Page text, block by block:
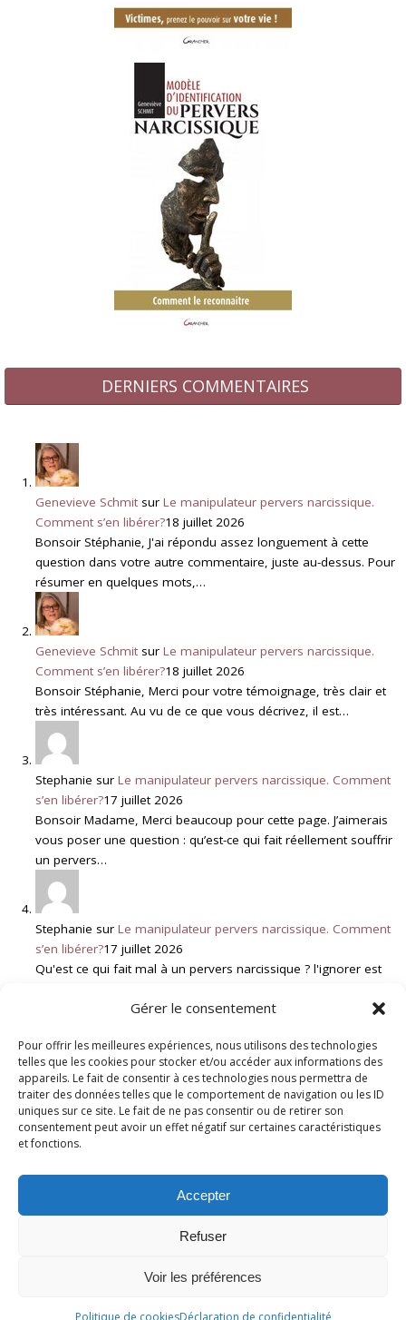
Gérer le consentement
Pour offrir les meilleures expériences, nous utilisons des technologies
telles que les cookies pour stocker et/ou accéder aux informations des
appareils. Le fait de consentir à ces technologies nous permettra de
traiter des données telles que le comportement de navigation ou les ID
uniques sur ce site. Le fait de ne pas consentir ou de retirer son
consentement peut avoir un effet négatif sur certaines caractéristiques
et fonctions.
Accepter
Refuser
Voir les préférences
Politique de cookiesDéclaration de confidentialité
DERNIERS COMMENTAIRES
Genevieve Schmitsur Le manipulateur pervers narcissique.
Comment s’en libérer?18 juillet 2026
Bonsoir Stéphanie, J'ai répondu assez longuement à cette
question dans votre autre commentaire, juste au-dessus. Pour
résumer en quelques mots,…
Genevieve Schmitsur Le manipulateur pervers narcissique.
Comment s’en libérer?18 juillet 2026
Bonsoir Stéphanie, Merci pour votre témoignage, très clair et
très intéressant. Au vu de ce que vous décrivez, il est…
Stephanie sur Le manipulateur pervers narcissique. Comment
s’en libérer?17 juillet 2026
Bonsoir Madame, Merci beaucoup pour cette page. J’aimerais
vous poser une question : qu’est-ce qui fait réellement souffrir
un pervers…
Stephanie sur Le manipulateur pervers narcissique. Comment
s’en libérer?17 juillet 2026
Qu'est ce qui fait mal à un pervers narcissique ? l'ignorer est
Genevieve SchmitsurDeuil Blanc : Rupture et Résilience6 juillet
2026
Bonjour, Votre message fait écho à une situation que je
rencontre malheureusement assez souvent. Lorsqu'un enfant
adulte rompt brutalement le…
© CopyrightGeneviève Schmitdiffusion - Coaching thérapeutique pour les
victimes de manipulateurs pervers narcissiques, hommes ou femmes.
Contactez-moi